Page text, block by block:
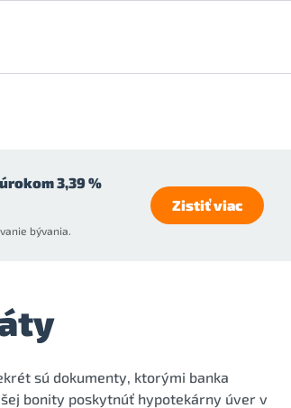
3,39 %
bývania.
Zistiť viac
sú dokumenty, ktorými banka
bonity poskytnúť hypotekárny úver v